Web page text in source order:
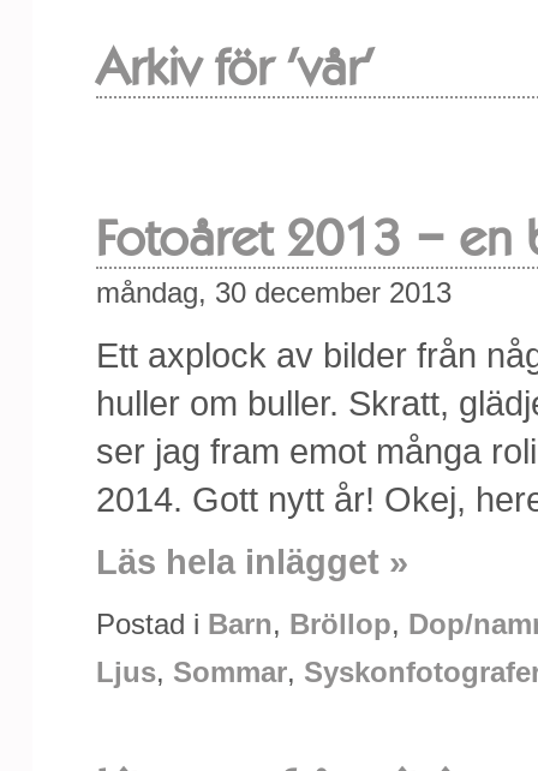
Arkiv för 'vår'
Fotoåret 2013 – en
måndag, 30 december 2013
Ett axplock av bilder från
huller om buller. Skratt,
ser jag fram emot många
2014. Gott nytt år! Okej,
Läs hela inlägget »
Postad i Barn, Bröllop, Dop/
Ljus, Sommar,